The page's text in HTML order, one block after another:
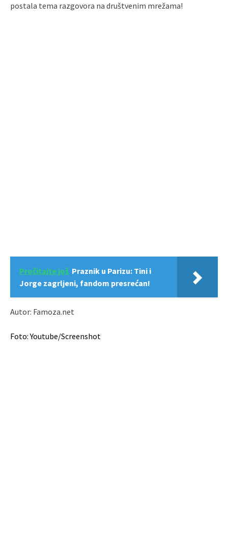
postala tema razgovora na društvenim mrežama!
Pročitajte još Praznik u Parizu: Tini i
Jorge zagrljeni, fandom presrećan!
Autor: Famoza.net
Foto: Youtube/Screenshot